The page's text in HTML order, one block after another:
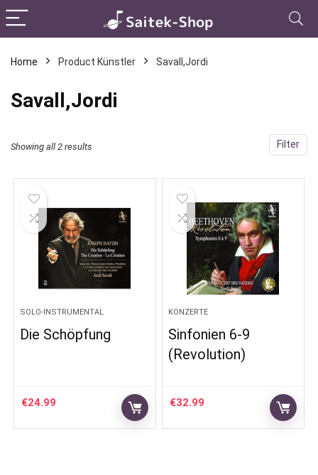
Home Product Künstler Savall,Jordi
Savall,Jordi
Filter
Showing all 2 results
SOLO-INSTRUMENTAL
Die Schöpfung
€24.99
KONZERTE
Sinfonien 6-9
(Revolution)
€32.99